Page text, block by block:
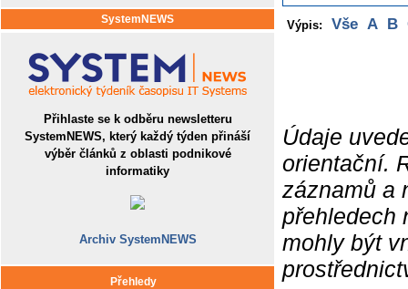
SystemNEWS
Přihlaste se k odběru newsletteru
SystemNEWS, který každý týden přináší
výběr článků z oblasti podnikové
informatiky
Archiv SystemNEWS
Přehledy
Výpis: Vše A B
Údaje
orientační.
záznamů a
přehledech
mohly být